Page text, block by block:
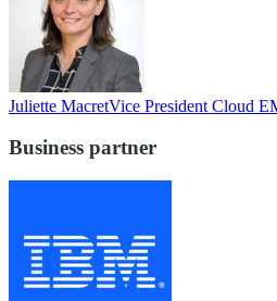
Juliette MacretVice President Cloud
Business partner